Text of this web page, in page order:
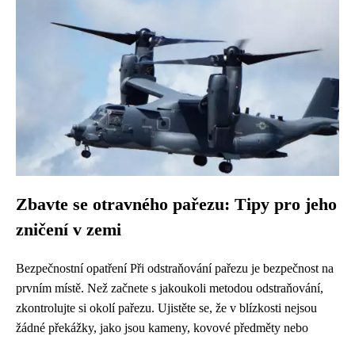
Zbavte se otravného pařezu: Tipy pro jeho
zničení v zemi
Bezpečnostní opatření Při odstraňování pařezu je bezpečnost na
prvním místě. Než začnete s jakoukoli metodou odstraňování,
zkontrolujte si okolí pařezu. Ujistěte se, že v blízkosti nejsou
žádné překážky, jako jsou kameny, kovové předměty nebo